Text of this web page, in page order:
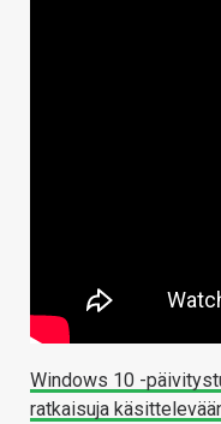
Windows 10 -
ratkaisuja